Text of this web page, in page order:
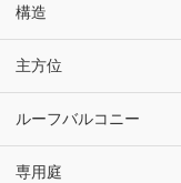
構造
主方位
ルーフバルコニー
専用庭